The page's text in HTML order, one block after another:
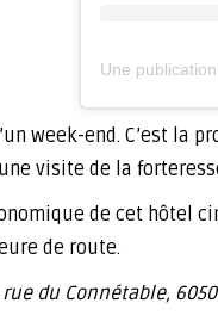
Une
week-end. C’est la
visite de la
de cet hôtel
de route.
rue du Connétable,